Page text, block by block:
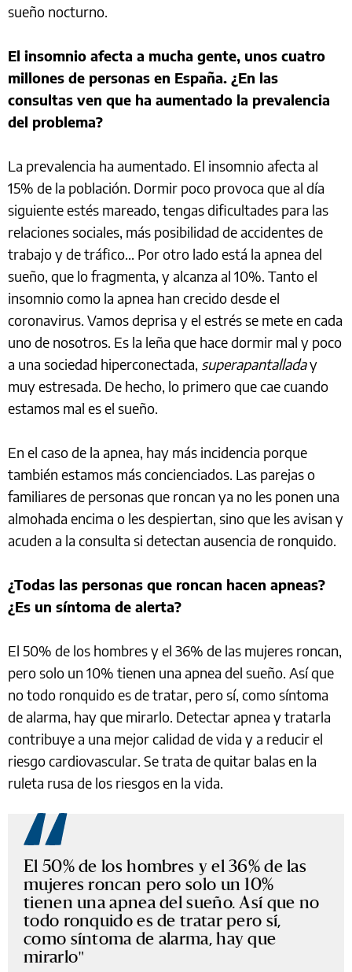
sueño nocturno.
El insomnio afecta a mucha gente, unos cuatro
millones de personas en España. ¿En las
consultas ven que ha aumentado la prevalencia
del problema?
La prevalencia ha aumentado. El insomnio afecta al
15% de la población. Dormir poco provoca que al día
siguiente estés mareado, tengas dificultades para las
relaciones sociales, más posibilidad de accidentes de
trabajo y de tráfico... Por otro lado está la apnea del
sueño, que lo fragmenta, y alcanza al 10%. Tanto el
insomnio como la apnea han crecido desde el
coronavirus. Vamos deprisa y el estrés se mete en cada
uno de nosotros. Es la leña que hace dormir mal y poco
a una sociedad hiperconectada, superapantalladay
muy estresada. De hecho, lo primero que cae cuando
estamos mal es el sueño.
En el caso de la apnea, hay más incidencia porque
también estamos más concienciados. Las parejas o
familiares de personas que roncan ya no les ponen una
almohada encima o les despiertan, sino que les avisan y
acuden a la consulta si detectan ausencia de ronquido.
¿Todas las personas que roncan hacen apneas?
¿Es un síntoma de alerta?
El 50% de los hombres y el 36% de las mujeres roncan,
pero solo un 10% tienen una apnea del sueño. Así que
no todo ronquido es de tratar, pero sí, como síntoma
de alarma, hay que mirarlo. Detectar apnea y tratarla
contribuye a una mejor calidad de vida y a reducir el
riesgo cardiovascular. Se trata de quitar balas en la
ruleta rusa de los riesgos en la vida.
El 50% de los hombres y el 36% de las
mujeres roncan pero solo un 10%
tienen una apnea del sueño. Así que no
todo ronquido es de tratar pero sí,
como síntoma de alarma, hay que
mirarlo